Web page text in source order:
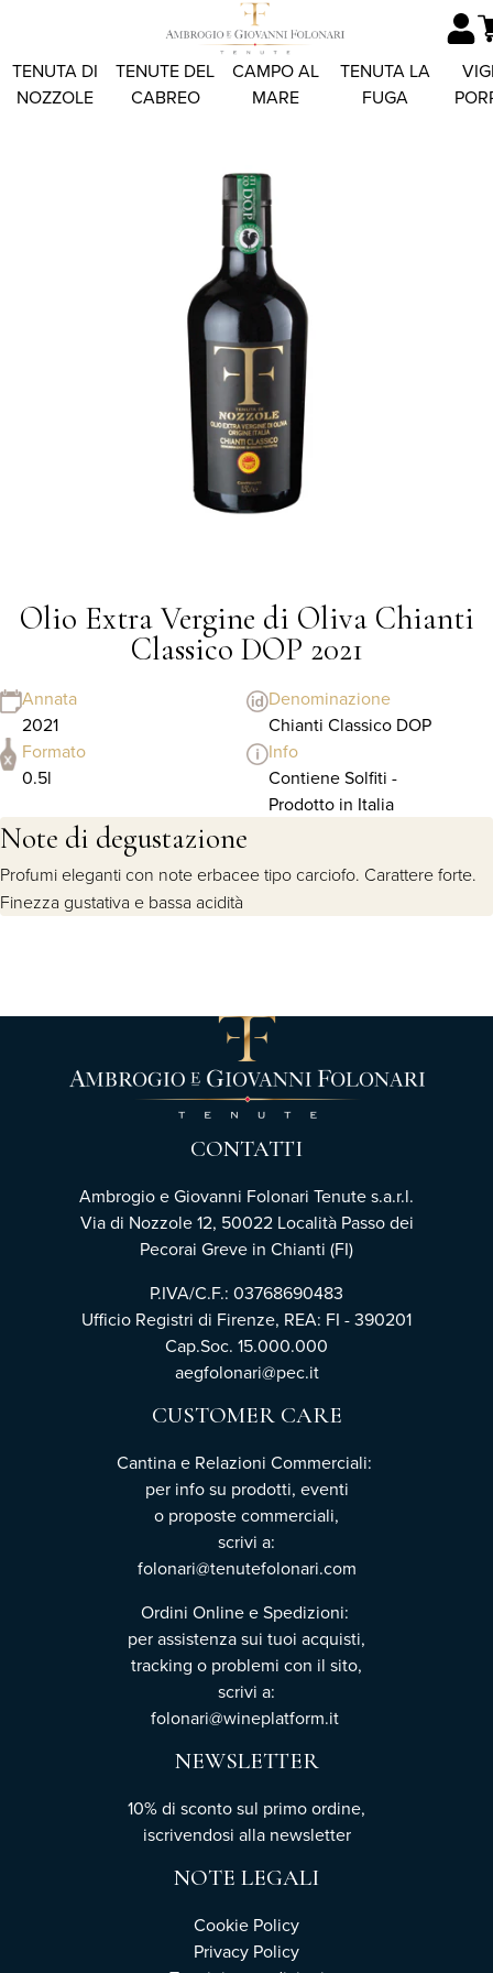
TENUTA DI
NOZZOLE
TENUTE DEL
CABREO
CAMPO AL
MARE
TENUTA LA
FUGA
Olio Extra Vergine di Oliva Chianti
Classico DOP 2021
Annata
2021
Denominazione
Chianti Classico DOP
Formato
0.5l
Info
Contiene Solfiti -
Prodotto in Italia
Note di degustazione
Profumi eleganti con note erbacee tipo carciofo. Carattere forte.
Finezza gustativa e bassa acidità
CONTATTI
Ambrogio e Giovanni Folonari Tenute s.a.r.l.
Via di Nozzole 12, 50022 Località Passo dei
Pecorai Greve in Chianti (FI)
P.IVA/C.F.: 03768690483
Ufficio Registri di Firenze, REA: FI - 390201
Cap.Soc. 15.000.000
aegfolonari@pec.it
CUSTOMER CARE
Cantina e Relazioni Commerciali:
per info su prodotti, eventi
o proposte commerciali,
scrivi a:
folonari@tenutefolonari.com
Ordini Online e Spedizioni:
per assistenza sui tuoi acquisti,
tracking o problemi con il sito,
scrivi a:
folonari@wineplatform.it
NEWSLETTER
10% di sconto sul primo ordine,
iscrivendosi alla newsletter
NOTE LEGALI
Cookie Policy
Privacy Policy